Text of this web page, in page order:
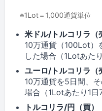
※1Lot＝1,000通貨単位
米ドル/トルコリラ
10万通貨（100Lot）
した場合（1Lotあた
ユーロ/トルコリラ
10万通貨を5日間、
場合（1Lotあたり1日
トルコリラ/円（買